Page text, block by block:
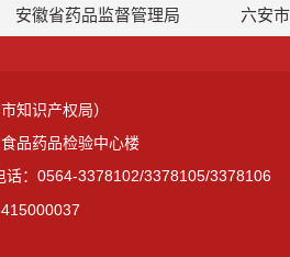
安徽省药品监督管理局 六安
知识产权局）
品药品检验中心楼
话：0564-3378102/3378105/3378106